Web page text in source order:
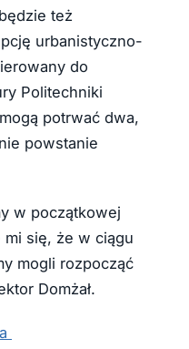
też
urbanistyczno-
do
Politechniki
potrwać dwa,
powstanie
w początkowej
się, że w ciągu
mogli rozpocząć
Domżał.